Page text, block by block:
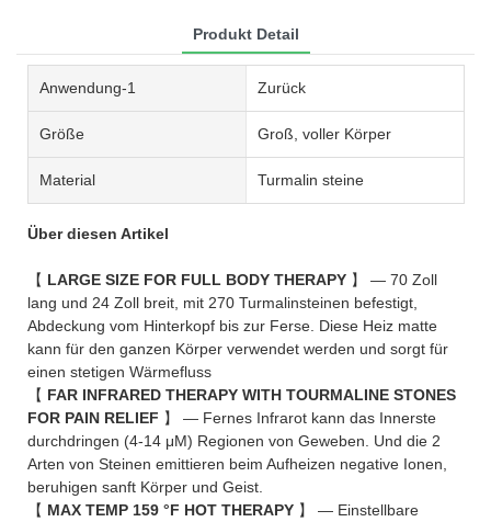
Produkt Detail
Anwendung-1 Zurück
Größe Groß, voller Körper
Material Turmalin steine
Über diesen Artikel
【 LARGE SIZE FOR FULL BODY THERAPY 】 — 70 Zoll
lang und 24 Zoll breit, mit 270 Turmalinsteinen befestigt,
Abdeckung vom Hinterkopf bis zur Ferse. Diese Heiz matte
kann für den ganzen Körper verwendet werden und sorgt für
einen stetigen Wärmefluss
【 FAR INFRARED THERAPY WITH TOURMALINE STONES
FOR PAIN RELIEF 】 — Fernes Infrarot kann das Innerste
durchdringen (4-14 μM) Regionen von Geweben. Und die 2
Arten von Steinen emittieren beim Aufheizen negative Ionen,
beruhigen sanft Körper und Geist.
【 MAX TEMP 159 °F HOT THERAPY 】 — Einstellbare